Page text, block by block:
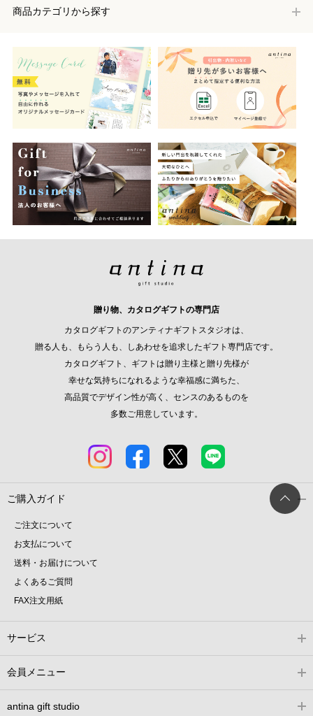
商品カテゴリから探す
贈り物、カタログギフトの専門店
カタログギフトのアンティナギフトスタジオは、
贈る人も、もらう人も、しあわせを追求したギフト専門店です。
カタログギフト、ギフトは贈り主様と贈り先様が
幸せな気持ちになれるような幸福感に満ちた、
高品質でデザイン性が高く、センスのあるものを
多数ご用意しています。
ご購入ガイド
ご注文について
お支払について
送料・お届けについて
よくあるご質問
FAX注文用紙
サービス
会員メニュー
antina gift studio